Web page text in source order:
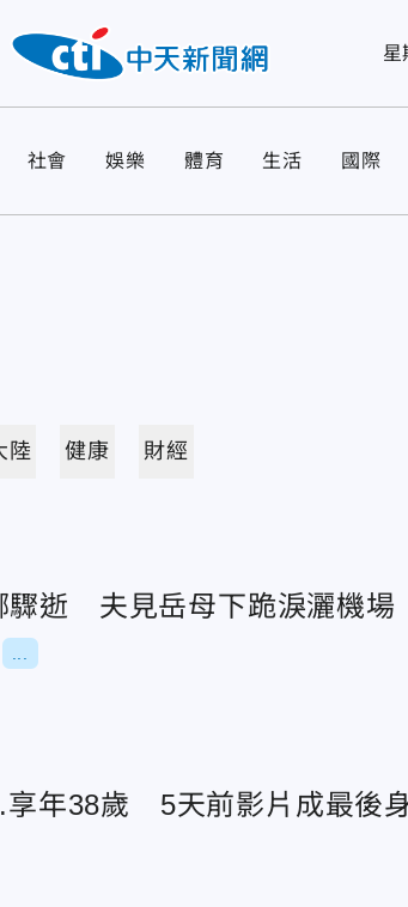
星
社會 娛樂 體育 生活 國際
陸 健康 財經
驟逝 夫見岳母下跪淚灑機場
享年38歲 5天前影片成最後